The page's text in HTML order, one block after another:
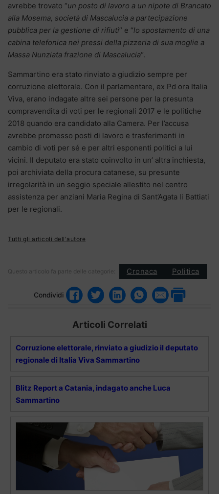
avrebbe trovato “un posto di lavoro a un nipote di Brancato
alla Mosema, società di Mascalucia a partecipazione
pubblica per la gestione di rifiuti” e “lo spostamento di una
cabina telefonica nei pressi della pizzeria di sua moglie a
Massa Nunziata frazione di Mascalucia“.
Sammartino era stato rinviato a giudizio sempre per
corruzione elettorale. Con il parlamentare, ex Pd ora Italia
Viva, erano indagate altre sei persone per la presunta
compravendita di voti per le regionali 2017 e le politiche
2018 quando era candidato alla Camera. Per l’accusa
avrebbe promesso posti di lavoro e trasferimenti in
cambio di voti per sé e per altri esponenti politici a lui
vicini. Il deputato era stato coinvolto in un’ altra inchiesta,
poi archiviata della procura catanese, su presunte
irregolarità in un seggio speciale allestito nel centro
assistenza per anziani Maria Regina di Sant’Agata li Battiati
per le regionali.
Tutti gli articoli dell'autore
Questo articolo fa parte delle categorie: Cronaca Politica
Condividi
Articoli Correlati
Corruzione elettorale, rinviato a giudizio il deputato
regionale di Italia Viva Sammartino
Blitz Report a Catania, indagato anche Luca
Sammartino